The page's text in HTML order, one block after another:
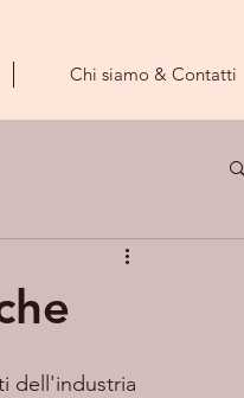
Chi siamo & Contatti
dell'industria